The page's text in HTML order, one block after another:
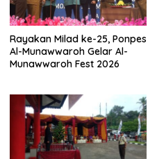
Rayakan Milad ke-25, Ponpes
Al-Munawwaroh Gelar Al-
Munawwaroh Fest 2026